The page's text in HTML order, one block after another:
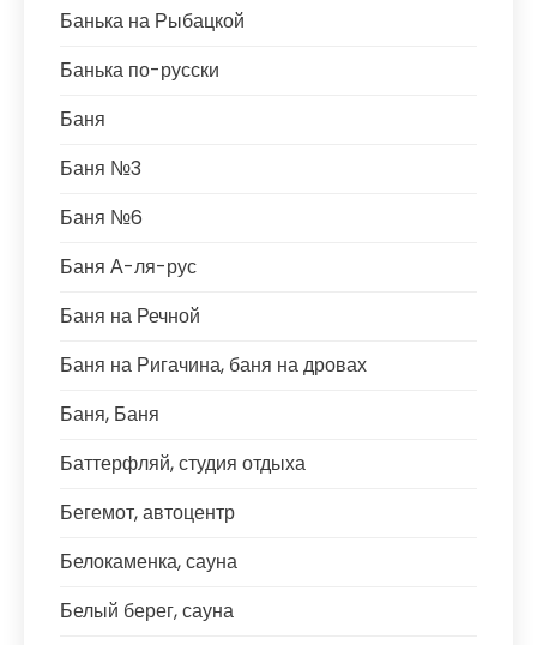
Банька на Рыбацкой
Банька по-русски
Баня
Баня №3
Баня №6
Баня А-ля-рус
Баня на Речной
Баня на Ригачина, баня на дровах
Баня, Баня
Баттерфляй, студия отдыха
Бегемот, автоцентр
Белокаменка, сауна
Белый берег, сауна